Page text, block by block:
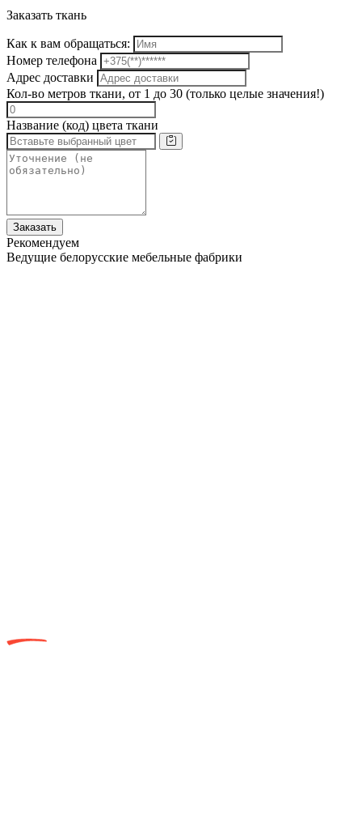
Заказать ткань
Как к вам обращаться:
Номер телефона
Адрес доставки
Кол-во метров ткани, от 1 до 30 (только целые значения!)
Название (код) цвета ткани
Заказать
Рекомендуем
Ведущие белорусские мебельные фабрики